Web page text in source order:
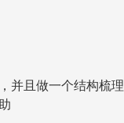
并且做一个结构梳理